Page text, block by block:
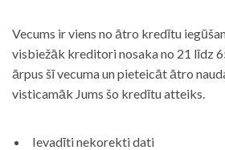
Vecums ir viens no ātro kredītu
visbiežāk kreditori nosaka no 21 līdz
ārpus šī vecuma un pieteicāt ātro
visticamāk Jums šo kredītu atteiks.
Ievadīti nekorekti dati